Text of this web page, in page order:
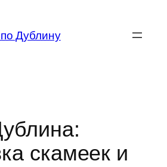
Дублину
скамеек и